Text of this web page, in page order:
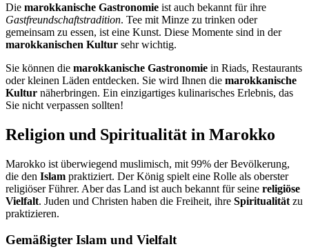
Die marokkanische Gastronomie ist auch bekannt für ihre
Gastfreundschaftstradition. Tee mit Minze zu trinken oder
gemeinsam zu essen, ist eine Kunst. Diese Momente sind in der
marokkanischen Kultur sehr wichtig.
Sie können die marokkanische Gastronomie in Riads, Restaurants
oder kleinen Läden entdecken. Sie wird Ihnen die marokkanische
Kultur näherbringen. Ein einzigartiges kulinarisches Erlebnis, das
Sie nicht verpassen sollten!
Religion und Spiritualität in Marokko
Marokko ist überwiegend muslimisch, mit 99% der Bevölkerung,
die den Islam praktiziert. Der König spielt eine Rolle als oberster
religiöser Führer. Aber das Land ist auch bekannt für seine religiöse
Vielfalt. Juden und Christen haben die Freiheit, ihre Spiritualität zu
praktizieren.
Gemäßigter Islam und Vielfalt